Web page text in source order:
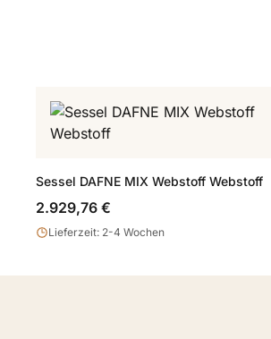
Sessel DAFNE MIX Webstoff Webstoff
2.929,76 €
Lieferzeit: 2-4 Wochen